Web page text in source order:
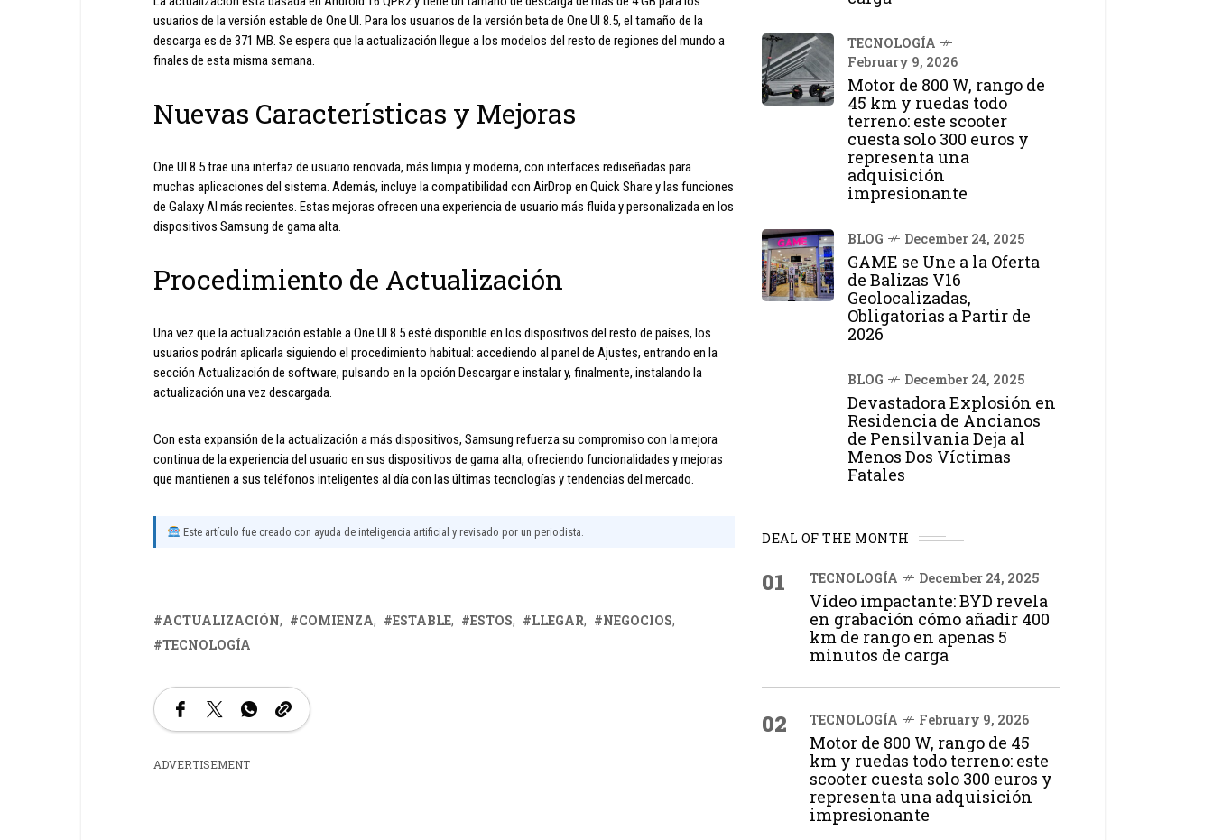
usuarios de la versión estable de One UI. Para los usuarios de la versión beta de One UI 8.5, el tamaño de la
descarga es de 371 MB. Se espera que la actualización llegue a los modelos del resto de regiones del mundo a
finales de esta misma semana.
Nuevas Características y Mejoras
One UI 8.5 trae una interfaz de usuario renovada, más limpia y moderna, con interfaces rediseñadas para
muchas aplicaciones del sistema. Además, incluye la compatibilidad con AirDrop en Quick Share y las funciones
de Galaxy AI más recientes. Estas mejoras ofrecen una experiencia de usuario más fluida y personalizada en los
dispositivos Samsung de gama alta.
Procedimiento de Actualización
Una vez que la actualización estable a One UI 8.5 esté disponible en los dispositivos del resto de países, los
usuarios podrán aplicarla siguiendo el procedimiento habitual: accediendo al panel de Ajustes, entrando en la
sección Actualización de software, pulsando en la opción Descargar e instalar y, finalmente, instalando la
actualización una vez descargada.
Con esta expansión de la actualización a más dispositivos, Samsung refuerza su compromiso con la mejora
continua de la experiencia del usuario en sus dispositivos de gama alta, ofreciendo funcionalidades y mejoras
que mantienen a sus teléfonos inteligentes al día con las últimas tecnologías y tendencias del mercado.
Este artículo fue creado con ayuda de inteligencia artificial y revisado por un periodista.
ACTUALIZACIÓN COMIENZA ESTABLE ESTOS LLEGAR
NEGOCIOS
TECNOLOGÍA
ADVERTISEMENT
TECNOLOGÍA
February 9, 2026
Motor de 800 W, rango de
45 km y ruedas todo
terreno: este scooter
cuesta solo 300 euros y
representa una
adquisición
impresionante
BLOG December 24, 2025
GAME se Une a la Oferta
de Balizas V16
Geolocalizadas,
Obligatorias a Partir de
2026
BLOG December 24, 2025
Devastadora Explosión en
Residencia de Ancianos
de Pensilvania Deja al
Menos Dos Víctimas
Fatales
DEAL OF THE MONTH
01 TECNOLOGÍA December 24, 2025
Vídeo impactante: BYD revela
en grabación cómo añadir 400
km de rango en apenas 5
minutos de carga
02 TECNOLOGÍA February 9, 2026
Motor de 800 W, rango de 45
km y ruedas todo terreno: este
scooter cuesta solo 300 euros y
representa una adquisición
impresionante